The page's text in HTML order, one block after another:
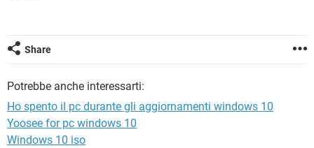
Share
Potrebbe anche interessarti:
Ho spento il pc durante gli aggiornamenti windows 10
Yoosee for pc windows 10
Windows 10 iso